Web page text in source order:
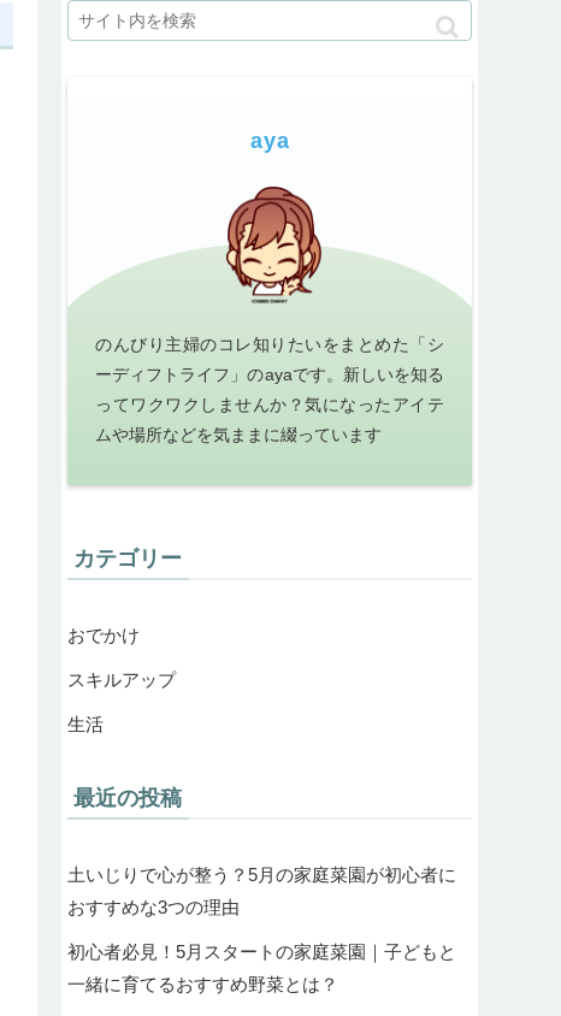
aya
のんびり主婦のコレ知りたいをまとめた「シ
ーディフトライフ」のayaです。新しいを知る
ってワクワクしませんか？気になったアイテ
ムや場所などを気ままに綴っています
カテゴリー
おでかけ
スキルアップ
生活
最近の投稿
土いじりで心が整う？5月の家庭菜園が初心者に
おすすめな3つの理由
初心者必見！5月スタートの家庭菜園｜子どもと
一緒に育てるおすすめ野菜とは？